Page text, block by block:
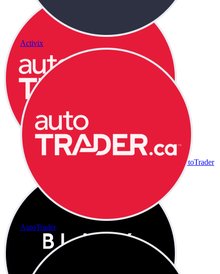
Activix
AutoTrader
AutoTrader